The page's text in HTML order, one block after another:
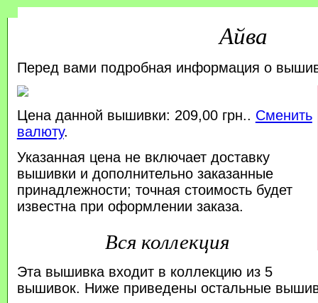
Айва
Перед вами подробная информация о
Цена данной вышивки: 209,00 грн.. Сменить
валюту.
Указанная цена не включает доставку
вышивки и дополнительно заказанные
принадлежности; точная стоимость будет
известна при оформлении заказа.
Вся коллекция
Эта вышивка входит в коллекцию из 5
вышивок. Ниже приведены остальные